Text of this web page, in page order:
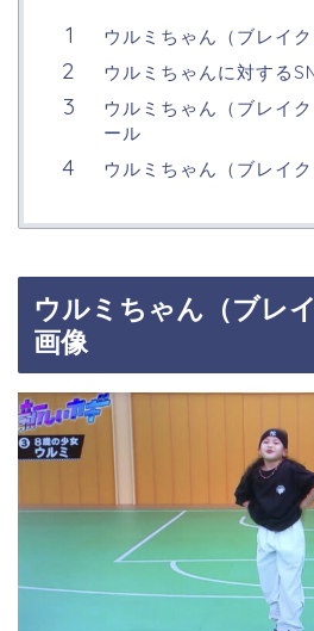
ウルミちゃん（ブレイ
ウルミちゃんに対する
ウルミちゃん（ブレイ
ール
ウルミちゃん（ブレイ
ウルミちゃん（ブレ
画像